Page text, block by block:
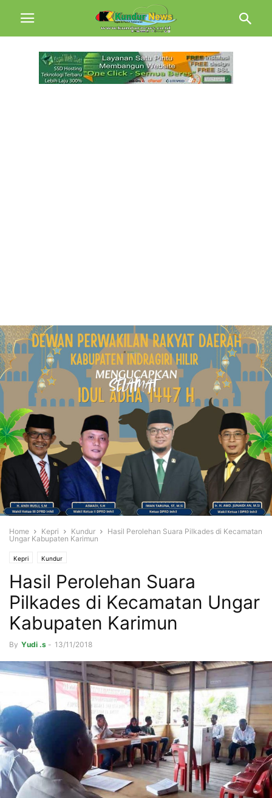
Home Kepri Kundur
Hasil Perolehan Suara Pilkades di Kecamatan
Ungar Kabupaten Karimun
Kepri Kundur
Hasil Perolehan Suara
Pilkades di Kecamatan Ungar
Kabupaten Karimun
By Yudi .s - 13/11/2018